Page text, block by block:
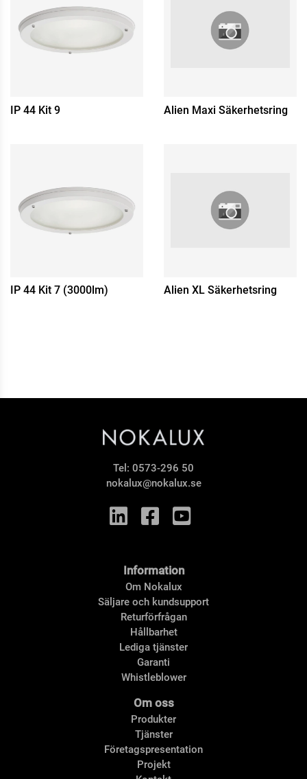
IP 44 Kit 9 Alien Maxi Säkerhetsring
IP 44 Kit 7 (3000lm) Alien XL Säkerhetsring
Tel: 0573-296 50
nokalux@nokalux.se
Information
Om Nokalux
Säljare och kundsupport
Returförfrågan
Hållbarhet
Lediga tjänster
Garanti
Whistleblower
Om oss
Produkter
Tjänster
Företagspresentation
Projekt